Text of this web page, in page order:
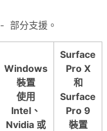
- 部分支援。
Windows
裝置
使用
Intel、
Nvidia 或
Surface
Pro X
和
Surface
Pro 9
裝置